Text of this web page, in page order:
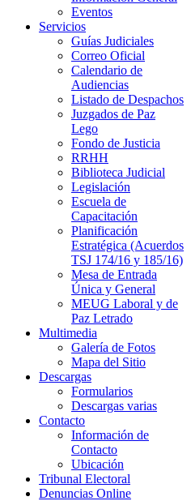
Eventos
Servicios
Guías Judiciales
Correo Oficial
Calendario de
Audiencias
Listado de Despachos
Juzgados de Paz
Lego
Fondo de Justicia
RRHH
Biblioteca Judicial
Legislación
Escuela de
Capacitación
Planificación
Estratégica (Acuerdos
TSJ 174/16 y 185/16)
Mesa de Entrada
Única y General
MEUG Laboral y de
Paz Letrado
Multimedia
Galería de Fotos
Mapa del Sitio
Descargas
Formularios
Descargas varias
Contacto
Información de
Contacto
Ubicación
Tribunal Electoral
Denuncias Online